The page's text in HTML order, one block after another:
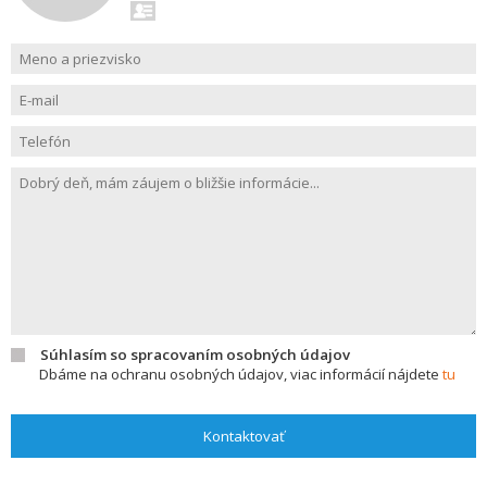
Súhlasím so spracovaním osobných údajov
Dbáme na ochranu osobných údajov, viac informácií nájdete tu
Kontaktovať